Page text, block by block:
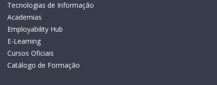
Tecnologias de Informação
Academias
Employability Hub
E-Learning
Cursos Oficiais
Catálogo de Formação